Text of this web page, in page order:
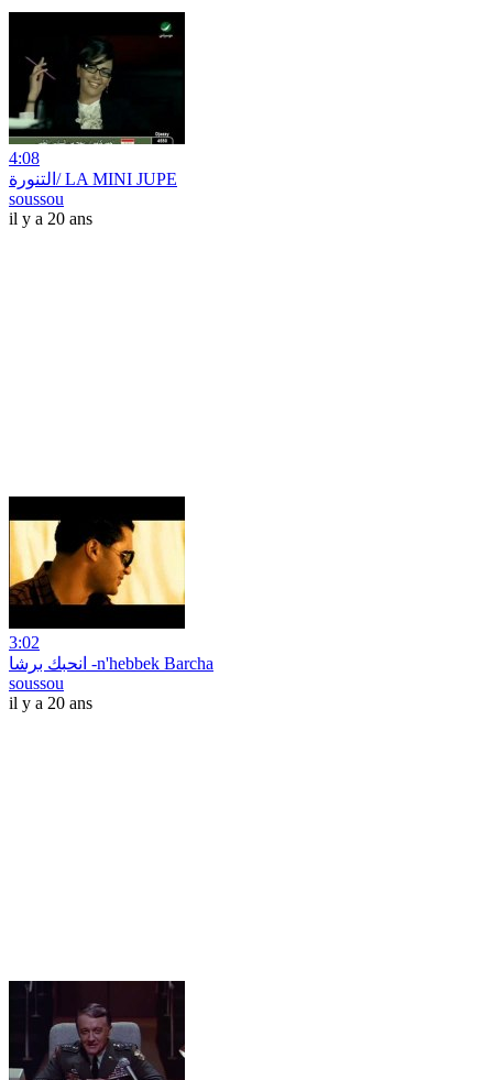
4:08
التنورة/ LA MINI JUPE
soussou
il y a 20 ans
3:02
انحبك برشا -n'hebbek Barcha
soussou
il y a 20 ans